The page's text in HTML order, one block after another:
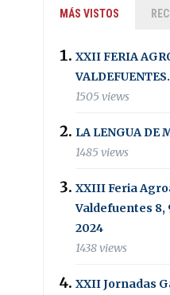
MÁS VISTOS
XXII FERIA
VALDEFUENTES.
1505 views
LA LENGUA DE
1485 views
XXIII Feria
Valdefuentes 8,
2024
1438 views
XXII Jornadas